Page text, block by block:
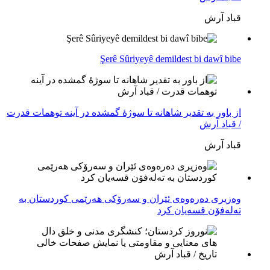
قباد آرش
Şerê Sûriyeyê demildest bi dawî bibe
از باور بە تقدیر شاهانه تا سوژهٔ گمشده در آینه توهمات قدرت
/ قباد آرش
قباد آرش
وەزیری دەرەوەی ئێران و سەرۆکی هەرێمی کوردستان بە
تەلەفۆن قسەیان کرد